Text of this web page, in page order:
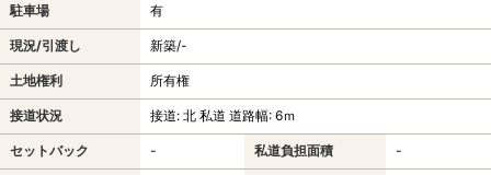
駐車場 有
現況/引渡し 新築/-
土地権利 所有権
接道状況 接道: 北 私道 道路幅: 6ｍ
セットバック - 私道負担面積 -